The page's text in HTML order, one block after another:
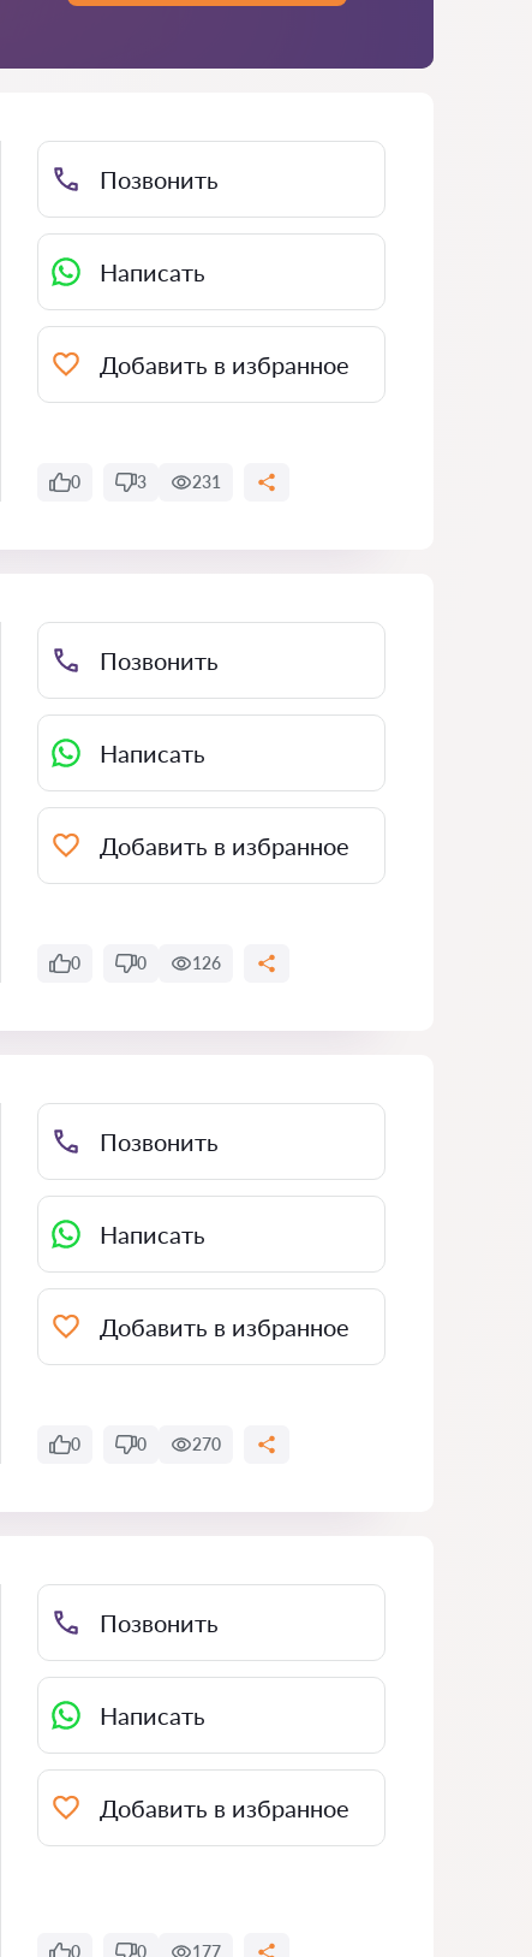
Позвонить
Написать
Добавить в избранное
0 3 231
Позвонить
Написать
Добавить в избранное
0 0 126
Позвонить
Написать
Добавить в избранное
0 0 270
Позвонить
Написать
Добавить в избранное
0 0 177